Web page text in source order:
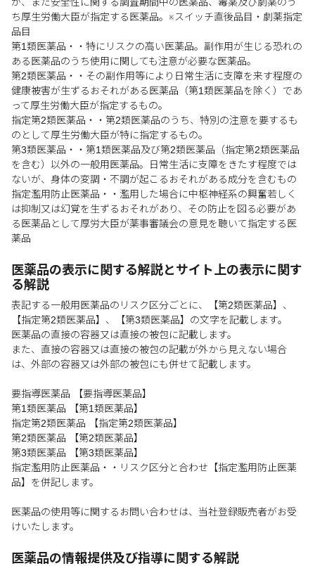
ち厚生労働大臣が指定する医薬品。※スイッチ直後品目・劇薬指定
品目
第1類医薬品・・特にリスクの高い医薬品。副作用が生じる恐れの
ある医薬品のうち使用に関しても注意が必要な医薬品。
第2類医薬品・・その副作用等により日常生活に支障を来す程度の
健康被害が生ずるおそれがある医薬品（第1類医薬品を除く）であ
って厚生労働大臣が指定するもの。
指定第2類医薬品・・第2類医薬品のうち、特別の注意を要するも
のとして厚生労働大臣が特に指定するもの。
第3類医薬品・・第1類医薬品及び第2類医薬品（指定第2類医薬品
を含む）以外の一般用医薬品。日常生活に支障をきたす程度では
ないが、身体の変調・不調が起こるおそれがある成分を含むもの
指定濫用防止医薬品・・濫用した場合に中枢神経系の興奮若しく
は抑制又は幻覚を生ずるおそれがあり、その防止を図る必要があ
る医薬品として厚労大臣が薬事審議会の意見を聴いて指定する医
薬品
医薬品の表示に関する解説とサイト上の表示に関す
る解説
表記する一般用医薬品のリスク区分ごとに、【第2類医薬品】、
【指定第2類医薬品】、【第3類医薬品】の文字を記載します。
医薬品の直接の容器又は直接の被包に記載します。
また、直接の容器又は直接の被包の記載が外から見えない場合
は、外部の容器又は外部の被包にも併せて記載します。
要指導医薬品 【要指導医薬品】
第1類医薬品 【第1類医薬品】
指定第2類医薬品 【指定第2類医薬品】
第2類医薬品 【第2類医薬品】
第3類医薬品 【第3類医薬品】
指定濫用防止医薬品・・リスク区分と合わせ【指定濫用防止医薬
品】を併記します。
医薬品の使用等に関するお問い合わせは、当社登録販売者がお受
けいたします。
医薬品の情報提供及び指導に関する解説